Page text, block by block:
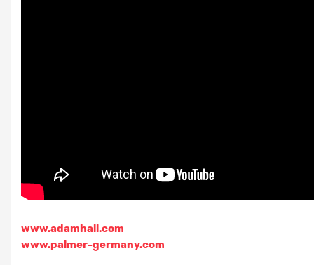
www.adamhall.com
www.palmer-germany.com